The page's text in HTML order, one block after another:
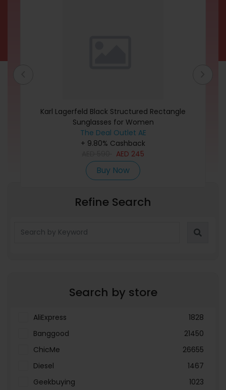
Karl Lagerfeld Black Structured Rectangle
Sunglasses for Women
The Deal Outlet AE
+ 9.80% Cashback
AED 245
Buy Now
Refine Search
Search by store
AliExpress
1828
Banggood
21450
ChicMe
26655
Diesel
1467
Geekbuying
1023